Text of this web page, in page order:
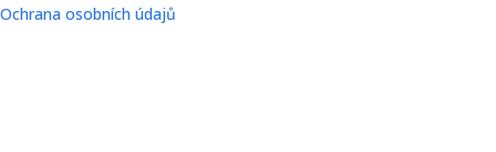
Ochrana osobních údajů